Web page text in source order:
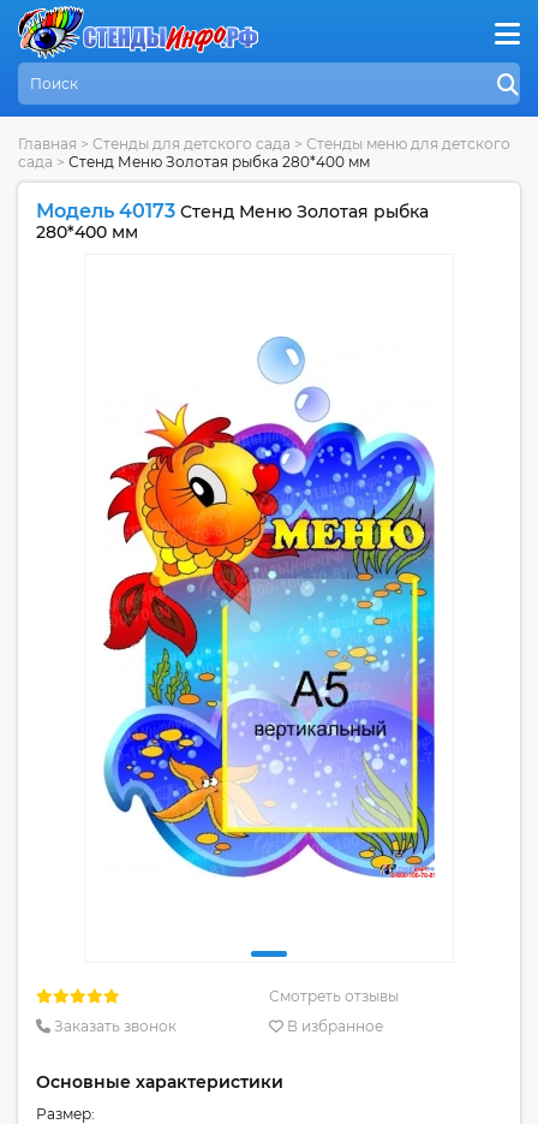
Главная > Стенды для детского сада > Стенды меню для детского
сада > Стенд Меню Золотая рыбка 280*400 мм
Модель 40173 Стенд Меню Золотая рыбка
280*400 мм
Смотреть отзывы
Заказать звонок
В избранное
Основные характеристики
Размер: